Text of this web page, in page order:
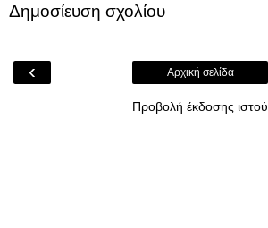
Δημοσίευση σχολίου
‹ Αρχική σελίδα
Προβολή έκδοσης ιστού